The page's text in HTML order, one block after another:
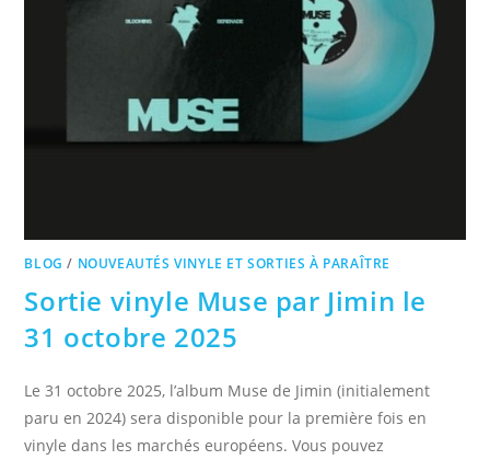
BLOG / NOUVEAUTÉS VINYLE ET SORTIES À PARAÎTRE
Sortie vinyle Muse par Jimin le
31 octobre 2025
Le 31 octobre 2025, l’album Muse de Jimin (initialement
paru en 2024) sera disponible pour la première fois en
vinyle dans les marchés européens. Vous pouvez